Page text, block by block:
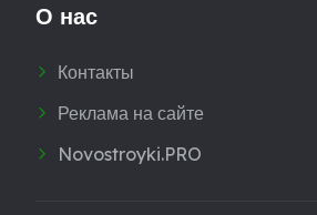
О нас
Контакты
Реклама на сайте
Novostroyki.PRO